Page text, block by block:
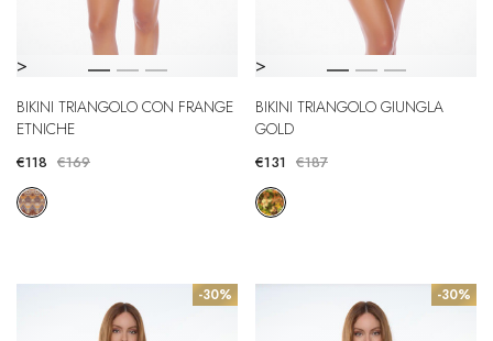
>
BIKINI TRIANGOLO CON FRANGE
ETNICHE
€118 €169
>
BIKINI TRIANGOLO GIUNGLA
GOLD
€131 €187
-30% -30%